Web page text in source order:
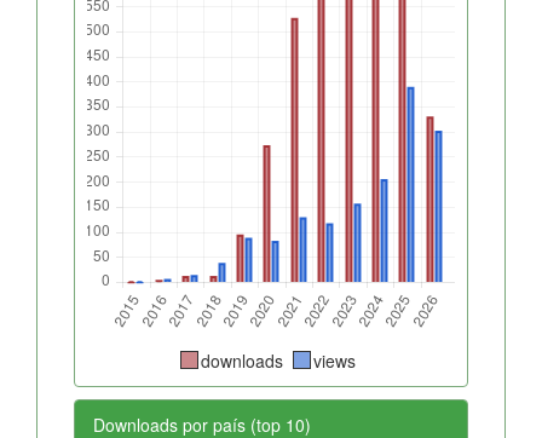
downloads views
Downloads por país (top 10)